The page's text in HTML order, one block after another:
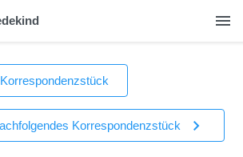
menu
Korrespondenzstück chevron_right